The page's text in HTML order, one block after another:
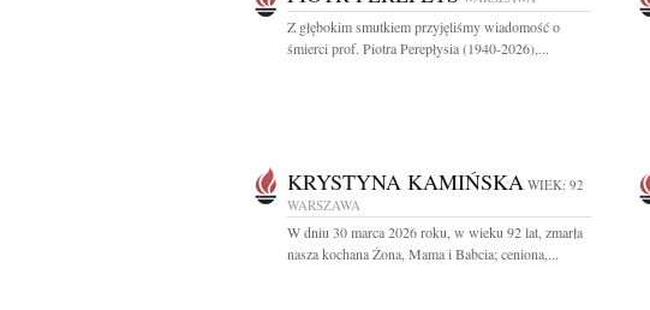
Z głębokim smutkiem przyjęliśmy wiadomość o
śmierci prof. Piotra Perepłysia (1940-2026),...
KRYSTYNA KAMIŃSKA WIEK: 92
WARSZAWA
W dniu 30 marca 2026 roku, w wieku 92 lat, zmarła
nasza kochana Żona, Mama i Babcia; ceniona,...